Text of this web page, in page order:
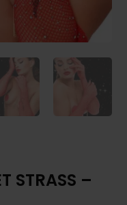
STRASS –